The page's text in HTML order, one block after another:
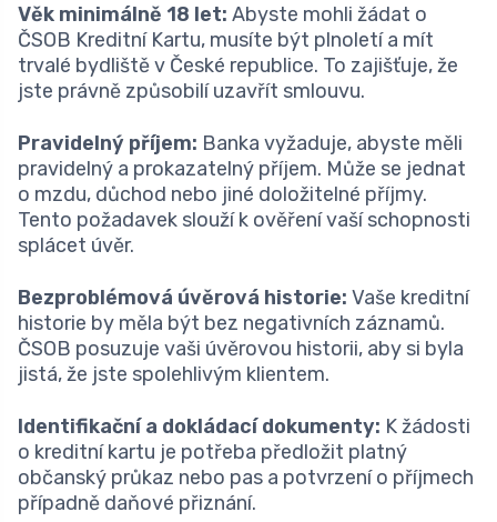
Věk minimálně 18 let: Abyste mohli žádat o
ČSOB Kreditní Kartu, musíte být plnoletí a mít
trvalé bydliště v České republice. To zajišťuje, že
jste právně způsobilí uzavřít smlouvu.
Pravidelný příjem: Banka vyžaduje, abyste měli
pravidelný a prokazatelný příjem. Může se jednat
o mzdu, důchod nebo jiné doložitelné příjmy.
Tento požadavek slouží k ověření vaší schopnosti
splácet úvěr.
Bezproblémová úvěrová historie: Vaše kreditní
historie by měla být bez negativních záznamů.
ČSOB posuzuje vaši úvěrovou historii, aby si byla
jistá, že jste spolehlivým klientem.
Identifikační a dokládací dokumenty: K žádosti
o kreditní kartu je potřeba předložit platný
občanský průkaz nebo pas a potvrzení o příjmech
případně daňové přiznání.